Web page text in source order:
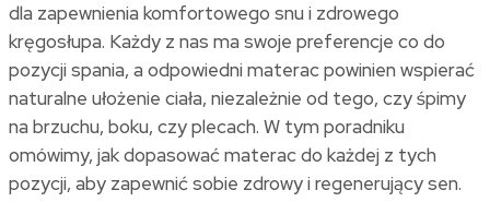
dla zapewnienia komfortowego snu i zdrowego
kręgosłupa. Każdy z nas ma swoje preferencje co do
pozycji spania, a odpowiedni materac powinien wspierać
naturalne ułożenie ciała, niezależnie od tego, czy śpimy
na brzuchu, boku, czy plecach. W tym poradniku
omówimy, jak dopasować materac do każdej z tych
pozycji, aby zapewnić sobie zdrowy i regenerujący sen.